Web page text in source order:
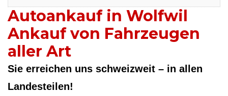
Autoankauf in Wolfwil
Ankauf von Fahrzeugen
aller Art
Sie erreichen uns schweizweit – in allen
Landesteilen!